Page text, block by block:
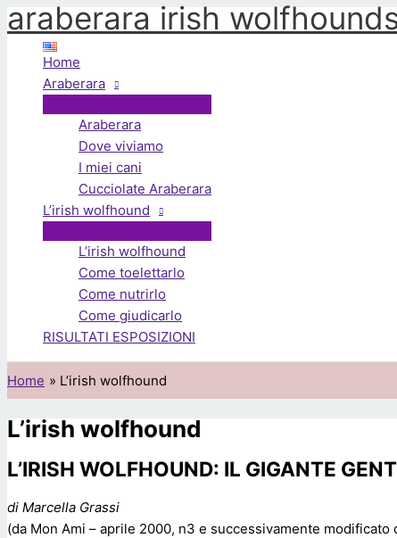
Vai
al
contenuto
araberara irish
Home
Araberara
Araberara
Dove viviamo
I miei cani
Cucciolate Araberara
L’irish wolfhound
L’irish wolfhound
Come toelettarlo
Come nutrirlo
Come giudicarlo
RISULTATI ESPOSIZIONI
Home L’irish wolfhound
L’irish wolfhound
L’IRISH WOLFHOUND: IL GIGANTE
di Marcella Grassi
(da Mon Ami – aprile 2000, n3 e successivamente modificato